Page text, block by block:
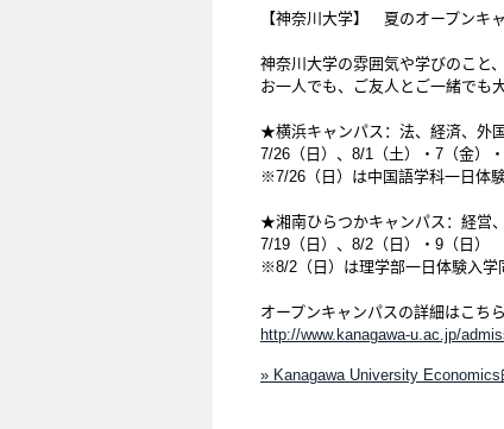
【神奈川大学】 夏のオープンキ
神奈川大学の雰囲気や学びのこと
お一人でも、ご友人とご一緒でも
★横浜キャンパス：法、経済、外
7/26（日）、8/1（土）・7（金）・
※7/26（日）は中国語学科一日体
★湘南ひらつかキャンパス：経営
7/19（日）、8/2（日）・9（日）
※8/2（日）は理学部一日体験入学
オープンキャンパスの詳細はこちら
http://www.kanagawa-u.ac.jp/
» Kanagawa University Economics